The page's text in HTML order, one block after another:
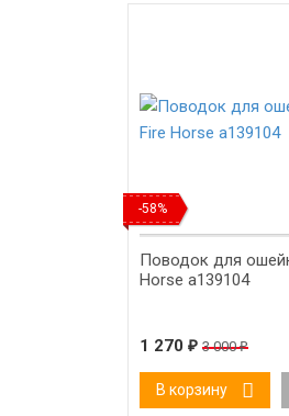
-58%
Поводок для
Horse а139104
1 270 ₽ 3 000₽
В корзину